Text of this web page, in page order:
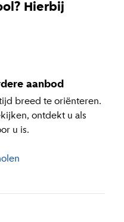
Hierbij
aanbod
breed te oriënteren.
ontdekt u als
u is.